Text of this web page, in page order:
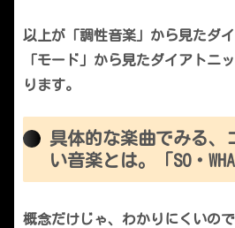
以上が「調性音楽」から見たダ
「モード」から見たダイアトニ
ります。
具体的な楽曲でみる、
い音楽とは。「SO・
概念だけじゃ、わかりにくいの